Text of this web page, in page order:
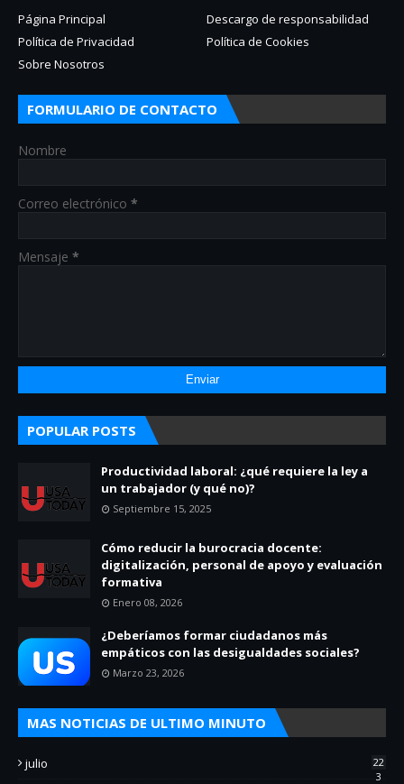
Página Principal
Descargo de responsabilidad
Política de Privacidad
Política de Cookies
Sobre Nosotros
FORMULARIO DE CONTACTO
Nombre
Correo electrónico *
Mensaje *
POPULAR POSTS
Productividad laboral: ¿qué requiere la ley a
un trabajador (y qué no)?
Septiembre 15, 2025
Cómo reducir la burocracia docente:
digitalización, personal de apoyo y evaluación
formativa
Enero 08, 2026
¿Deberíamos formar ciudadanos más
empáticos con las desigualdades sociales?
Marzo 23, 2026
MAS NOTICIAS DE ULTIMO MINUTO
julio
22
3